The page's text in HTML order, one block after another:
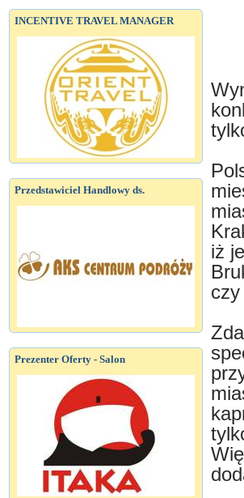
INCENTIVE TRAVEL MANAGER
Przedstawiciel Handlowy ds.
Prezenter Oferty - Salon
iż